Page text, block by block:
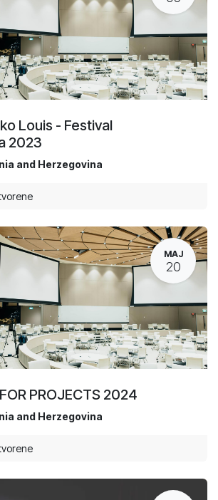
Louis - Festival
2023
and Herzegovina
MAJ
20
PROJECTS 2024
and Herzegovina